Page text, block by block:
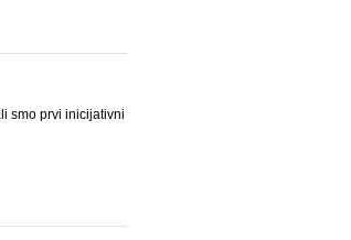
smo prvi inicijativni